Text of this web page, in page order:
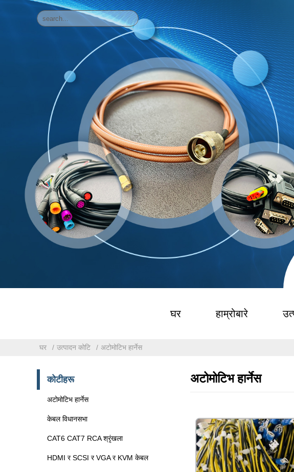
घर हाम्रोबारे
घर उत्पादन कोटि अटोमोटिभ हार्नेस
कोटीहरू
अटोमोटिभ हार्नेस
केबल विधानसभा
CAT6 CAT7 RCA श्रृंखला
HDMI र SCSI र VGA र KVM केबल
अटोमोटिभ हार्नेस